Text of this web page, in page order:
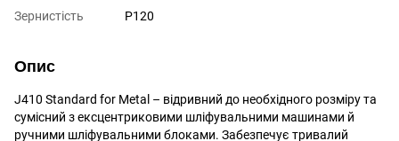
Зернистість P120
Опис
J410 Standard for Metal – відривний до необхідного розміру та
сумісний з ексцентриковими шліфувальними машинами й
ручними шліфувальними блоками. Забезпечує тривалий